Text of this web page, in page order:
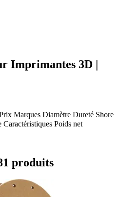
Imprimantes 3D |
Marques Diamètre Dureté Shore
Caractéristiques Poids net
produits